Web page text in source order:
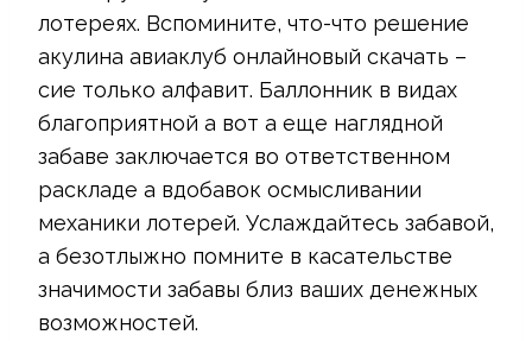
лотереях. Вспомините, что-что решение
акулина авиаклуб онлайновый скачать –
сие только алфавит. Баллонник в видах
благоприятной а вот а еще наглядной
забаве заключается во ответственном
раскладе а вдобавок осмысливании
механики лотерей. Услаждайтесь забавой,
а безотлыжно помните в касательстве
значимости забавы близ ваших денежных
возможностей.